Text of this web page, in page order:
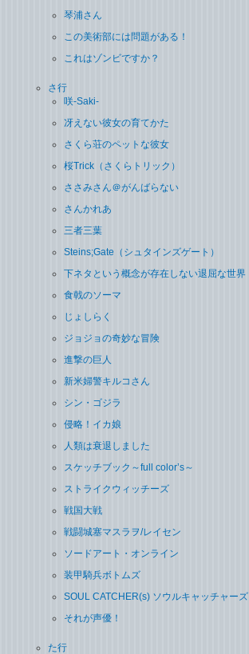
琴浦さん
この美術部には問題がある！
これはゾンビですか？
さ行
咲-Saki-
冴えない彼女の育てかた
さくら荘のペットな彼女
桜Trick（さくらトリック）
ささみさん＠がんばらない
さんかれあ
三者三葉
Steins;Gate（シュタインズゲート）
下ネタという概念が存在しない退屈な世界
食戟のソーマ
じょしらく
ジョジョの奇妙な冒険
進撃の巨人
新米婦警キルコさん
シン・ゴジラ
侵略！イカ娘
人類は衰退しました
スケッチブック～full color’s～
ストライクウィッチーズ
戦国大戦
戦闘城塞マスラヲ/レイセン
ソードアート・オンライン
装甲騎兵ボトムズ
SOUL CATCHER(s) ソウルキャッチャーズ
それが声優！
た行